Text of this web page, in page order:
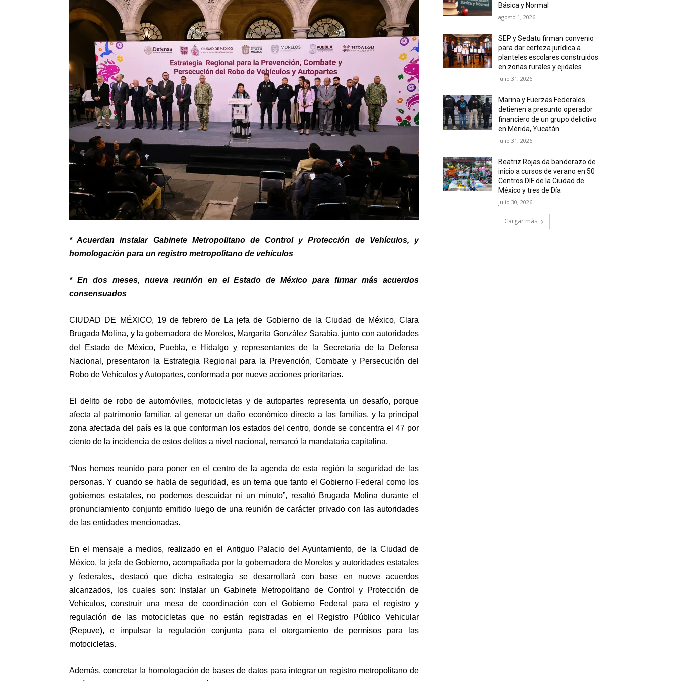
* Acuerdan instalar Gabinete Metropolitano de Control y Protección de Vehículos, y
homologación para un registro metropolitano de vehículos
* En dos meses, nueva reunión en el Estado de México para firmar más acuerdos
consensuados
CIUDAD DE MÉXICO, 19 de febrero de La jefa de Gobierno de la Ciudad de México, Clara
Brugada Molina, y la gobernadora de Morelos, Margarita González Sarabia, junto con autoridades
del Estado de México, Puebla, e Hidalgo y representantes de la Secretaría de la Defensa
Nacional, presentaron la Estrategia Regional para la Prevención, Combate y Persecución del
Robo de Vehículos y Autopartes, conformada por nueve acciones prioritarias.
El delito de robo de automóviles, motocicletas y de autopartes representa un desafío, porque
afecta al patrimonio familiar, al generar un daño económico directo a las familias, y la principal
zona afectada del país es la que conforman los estados del centro, donde se concentra el 47 por
ciento de la incidencia de estos delitos a nivel nacional, remarcó la mandataria capitalina.
“Nos hemos reunido para poner en el centro de la agenda de esta región la seguridad de las
personas. Y cuando se habla de seguridad, es un tema que tanto el Gobierno Federal como los
gobiernos estatales, no podemos descuidar ni un minuto”, resaltó Brugada Molina durante el
pronunciamiento conjunto emitido luego de una reunión de carácter privado con las autoridades
de las entidades mencionadas.
En el mensaje a medios, realizado en el Antiguo Palacio del Ayuntamiento, de la Ciudad de
México, la jefa de Gobierno, acompañada por la gobernadora de Morelos y autoridades estatales
y federales, destacó que dicha estrategia se desarrollará con base en nueve acuerdos
alcanzados, los cuales son: Instalar un Gabinete Metropolitano de Control y Protección de
Vehículos, construir una mesa de coordinación con el Gobierno Federal para el registro y
regulación de las motocicletas que no están registradas en el Registro Público Vehicular
(Repuve), e impulsar la regulación conjunta para el otorgamiento de permisos para las
motocicletas.
Además, concretar la homologación de bases de datos para integrar un registro metropolitano de
Básica y Normal
agosto 1, 2026
SEP y Sedatu firman convenio
para dar certeza jurídica a
planteles escolares construidos
en zonas rurales y ejidales
julio 31, 2026
Marina y Fuerzas Federales
detienen a presunto operador
financiero de un grupo delictivo
en Mérida, Yucatán
julio 31, 2026
Beatriz Rojas da banderazo de
inicio a cursos de verano en 50
Centros DIF de la Ciudad de
México y tres de Día
julio 30, 2026
Cargar más